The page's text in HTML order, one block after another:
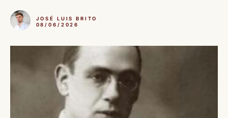
JOSÉ LUIS BRITO
08/06/2026